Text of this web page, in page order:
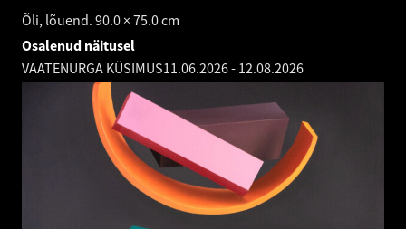
Õli, lõuend. 90.0 × 75.0 cm
Osalenud näitusel
VAATENURGA KÜSIMUS11.06.2026- 12.08.2026